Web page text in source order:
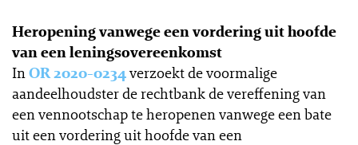
Heropening vanwege een vordering uit hoofde
van een leningsovereenkomst
InOR 2020-0234verzoekt de voormalige
aandeelhoudster de rechtbank de vereffening van
een vennootschap te heropenen vanwege een bate
uit een vordering uit hoofde van een